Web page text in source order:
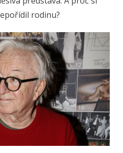
rodinu?